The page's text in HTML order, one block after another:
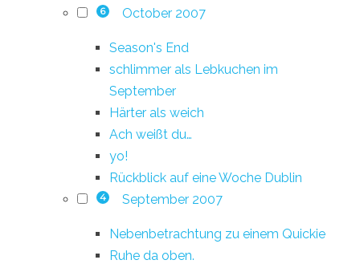
6 October 2007
Season's End
schlimmer als Lebkuchen im
September
Härter als weich
Ach weißt du…
yo!
Rückblick auf eine Woche Dublin
4 September 2007
Nebenbetrachtung zu einem Quickie
Ruhe da oben.